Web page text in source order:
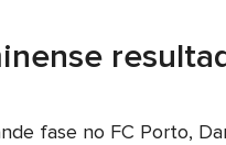
fase no FC Porto,